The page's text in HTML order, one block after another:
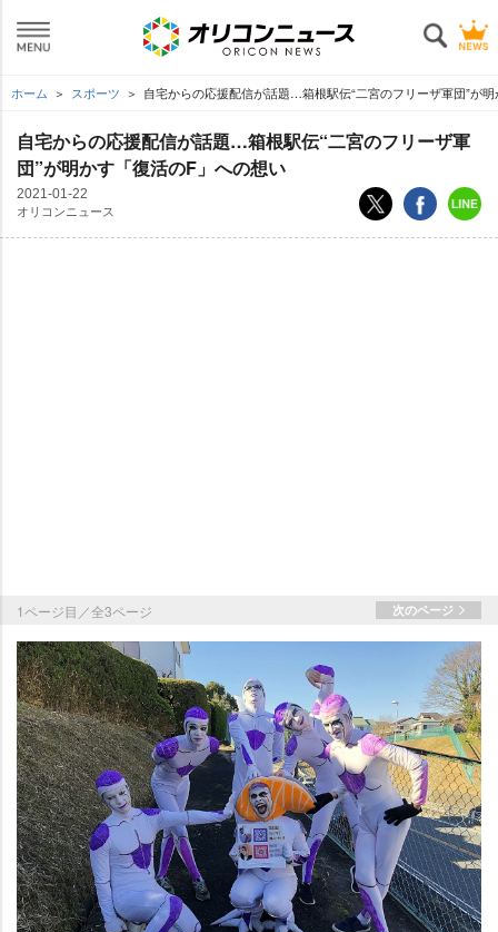
ホーム スポーツ 自宅からの応援配信が話題…箱根駅伝“二宮のフリーザ軍団”が
自宅からの応援配信が話題…箱根駅伝“二宮のフリーザ軍
団”が明かす「復活のF」への想い
2021-01-22
オリコンニュース
1ページ目／全3ページ 次のページ